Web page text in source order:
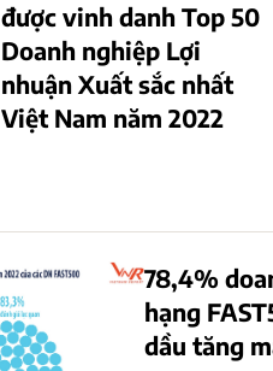
được vinh danh Top 50
Doanh nghiệp Lợi
nhuận Xuất sắc nhất
Việt Nam năm 2022
78,4%
hạng
dầu tăng